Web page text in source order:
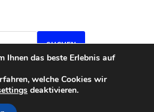
SUCHEN
Ihnen das beste Erlebnis auf
welche Cookies wir
deaktivieren.